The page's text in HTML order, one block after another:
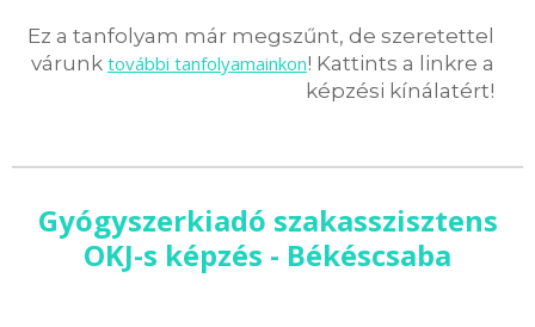
Ez a tanfolyam már megszűnt, de szeretettel
várunk további tanfolyamainkon! Kattints a linkre a
képzési kínálatért!
Gyógyszerkiadó szakasszisztens
OKJ-s képzés - Békéscsaba